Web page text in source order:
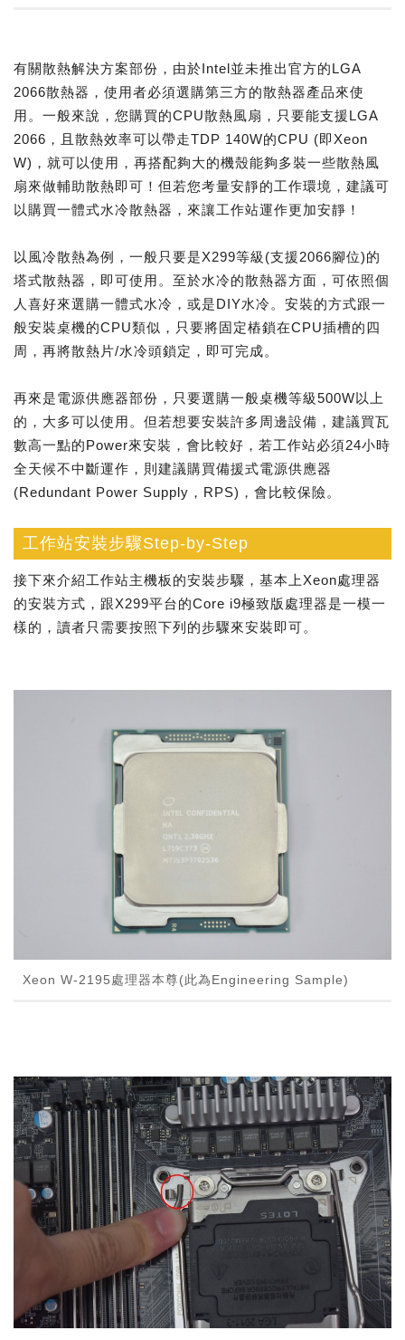
有關散熱解決方案部份，由於Intel並未推出官方的LGA
2066散熱器，使用者必須選購第三方的散熱器產品來使
用。一般來說，您購買的CPU散熱風扇，只要能支援LGA
2066，且散熱效率可以帶走TDP 140W的CPU (即Xeon
W)，就可以使用，再搭配夠大的機殼能夠多裝一些散熱風
扇來做輔助散熱即可！但若您考量安靜的工作環境，建議可
以購買一體式水冷散熱器，來讓工作站運作更加安靜！
以風冷散熱為例，一般只要是X299等級(支援2066腳位)的
塔式散熱器，即可使用。至於水冷的散熱器方面，可依照個
人喜好來選購一體式水冷，或是DIY水冷。安裝的方式跟一
般安裝桌機的CPU類似，只要將固定樁鎖在CPU插槽的四
周，再將散熱片/水冷頭鎖定，即可完成。
再來是電源供應器部份，只要選購一般桌機等級500W以上
的，大多可以使用。但若想要安裝許多周邊設備，建議買瓦
數高一點的Power來安裝，會比較好，若工作站必須24小時
全天候不中斷運作，則建議購買備援式電源供應器
(Redundant Power Supply，RPS)，會比較保險。
工作站安裝步驟Step-by-Step
接下來介紹工作站主機板的安裝步驟，基本上Xeon處理器
的安裝方式，跟X299平台的Core i9極致版處理器是一模一
樣的，讀者只需要按照下列的步驟來安裝即可。
Xeon W-2195處理器本尊(此為Engineering Sample)